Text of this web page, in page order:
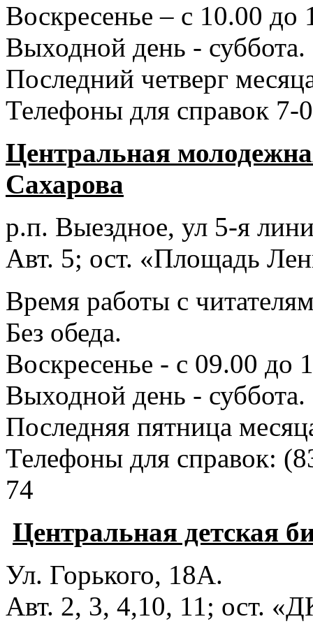
Воскресенье – с 10.00 до
Выходной день - суббота.
Последний четверг
Телефоны для справок 7-
Центральная
Сахарова
р.п. Выездное, ул 5-я
Авт. 5; ост. «Площадь
Время работы с
Без обеда.
Воскресенье - с 09.00 до
Выходной день - суббота.
Последняя пятница
Телефоны для справок:
74
Центральная детская
Ул. Горького, 18А.
Авт. 2, 3, 4,10, 11; ост.